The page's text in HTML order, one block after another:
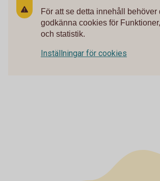
För att se detta innehåll behöver
godkänna cookies för
och statistik.
Inställningar för cookies